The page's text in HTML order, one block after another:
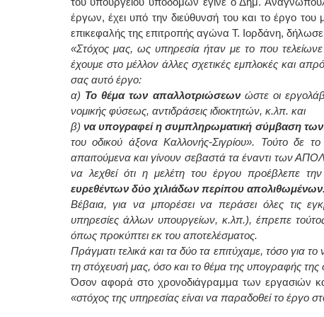
έργων, έχει υπό την διεύθυνσή του και το έργο
επικεφαλής της επιτροπής αγώνα Τ. Ιορδάνη,
«Στόχος μας, ως υπηρεσία ήταν με το που
έχουμε στο μέλλον άλλες σχετικές εμπλοκές και
σας αυτό έργο:
α) Το θέμα των απαλλοτριώσεωνώστε οι
νομικής φύσεως, αντιδράσεις ιδιοκτητών, κ.λπ. και
β) να υπογραφεί η συμπληρωματική σύμβαση
του οδικού άξονα Καλλονής-Σιγρίου». Τούτο δε
απαιτούμενα και γίνουν σεβαστά τα έναντι των
να λεχθεί ότι η μελέτη του έργου προέβλεπε
ευρεθέντων δύο χιλιάδων περίπου απολιθωμένων.
Βέβαια, για να μπορέσει να περάσει όλες τις
υπηρεσίες άλλων υπουργείων, κ.λπ.), έπρεπε
όπως προκύπτει εκ του αποτελέσματος.
Πράγματι τελικά και τα δύο τα επιτύχαμε, τόσο για
τη στόχευσή μας, όσο και το θέμα της υπογραφής
Όσον αφορά στο χρονοδιάγραμμα των εργασιών και
«στόχος της υπηρεσίας είναι να παραδοθεί το έργο